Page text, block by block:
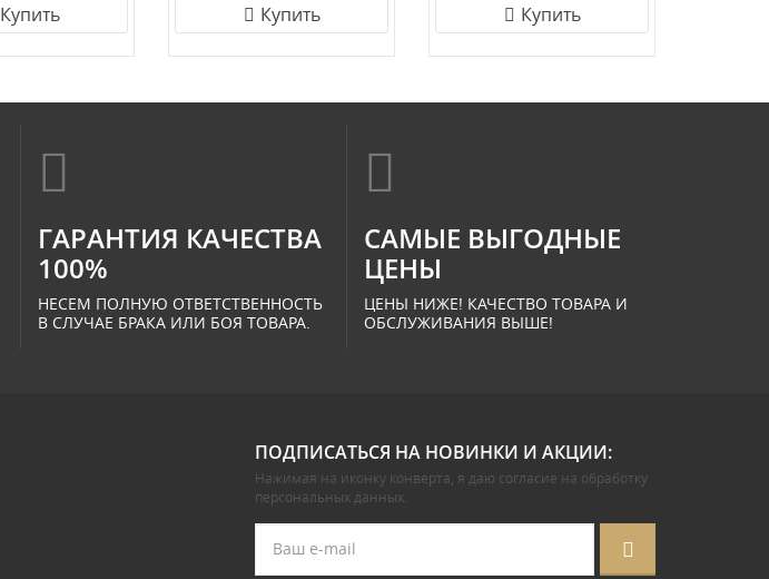
Купить Купить Купить
ГАРАНТИЯ КАЧЕСТВА
100%
НЕСЕМ ПОЛНУЮ ОТВЕТСТВЕННОСТЬ
В СЛУЧАЕ БРАКА ИЛИ БОЯ ТОВАРА.
САМЫЕ ВЫГОДНЫЕ
ЦЕНЫ
ЦЕНЫ НИЖЕ! КАЧЕСТВО ТОВАРА И
ОБСЛУЖИВАНИЯ ВЫШЕ!
ПОДПИСАТЬСЯ НА НОВИНКИ И АКЦИИ:
Нажимая на иконку конверта, я даю согласие на обработку
персональных данных.